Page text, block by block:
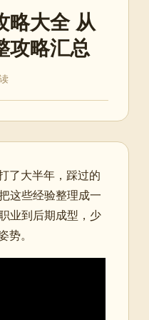
略大全 从
攻略汇总
了大半年，踩过的
这些经验整理成一
业到后期成型，少
。